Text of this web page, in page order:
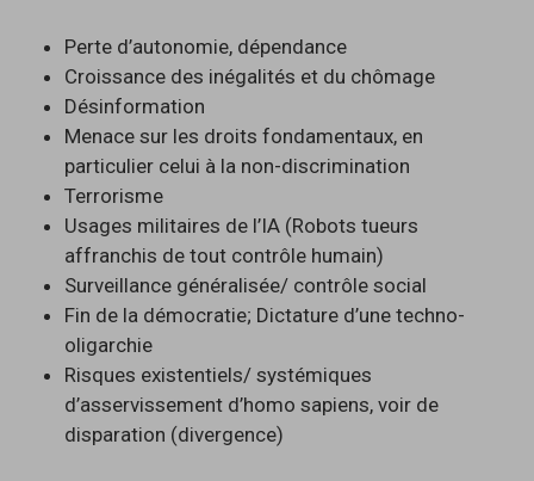
Perte d’autonomie, dépendance
Croissance des inégalités et du chômage
Désinformation
Menace sur les droits fondamentaux, en
particulier celui à la non-discrimination
Terrorisme
Usages militaires de l’IA (Robots tueurs
affranchis de tout contrôle humain)
Surveillance généralisée/ contrôle social
Fin de la démocratie; Dictature d’une techno-
oligarchie
Risques existentiels/ systémiques
d’asservissement d’homo sapiens, voir de
disparation (divergence)